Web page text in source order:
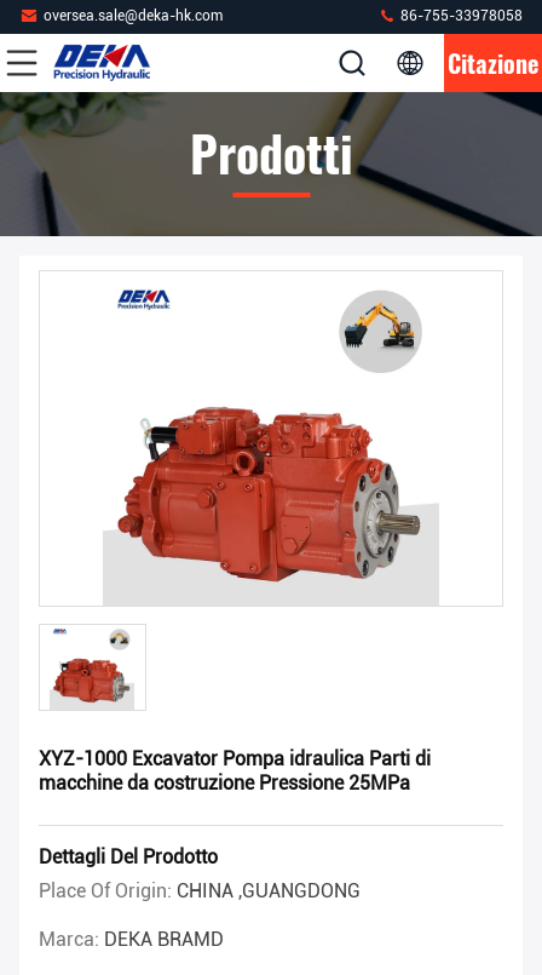
oversea.sale@deka-hk.com 86-755-33978058
Citazione
Prodotti
XYZ-1000 Excavator Pompa idraulica Parti di
macchine da costruzione Pressione 25MPa
Dettagli Del Prodotto
Place Of Origin: CHINA ,GUANGDONG
Marca: DEKA BRAMD